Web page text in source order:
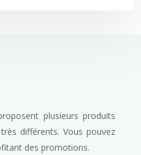
plusieurs produits
différents. Vous pouvez
des promotions.